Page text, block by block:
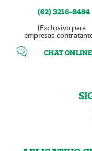
(62) 3216-8484
(Exclusivo para
empresas
CHAT